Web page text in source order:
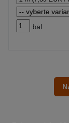
bal.